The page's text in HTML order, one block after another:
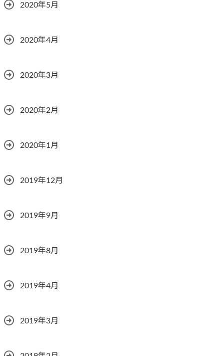
2020年5月
2020年4月
2020年3月
2020年2月
2020年1月
2019年12月
2019年9月
2019年8月
2019年4月
2019年3月